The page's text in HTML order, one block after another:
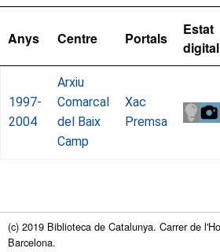
Anys Centre Portals
Estat
1997-
2004
Arxiu
Comarcal
del Baix
Camp
Xac
Premsa
(c) 2019 Biblioteca de Catalunya. Carrer de
Barcelona.